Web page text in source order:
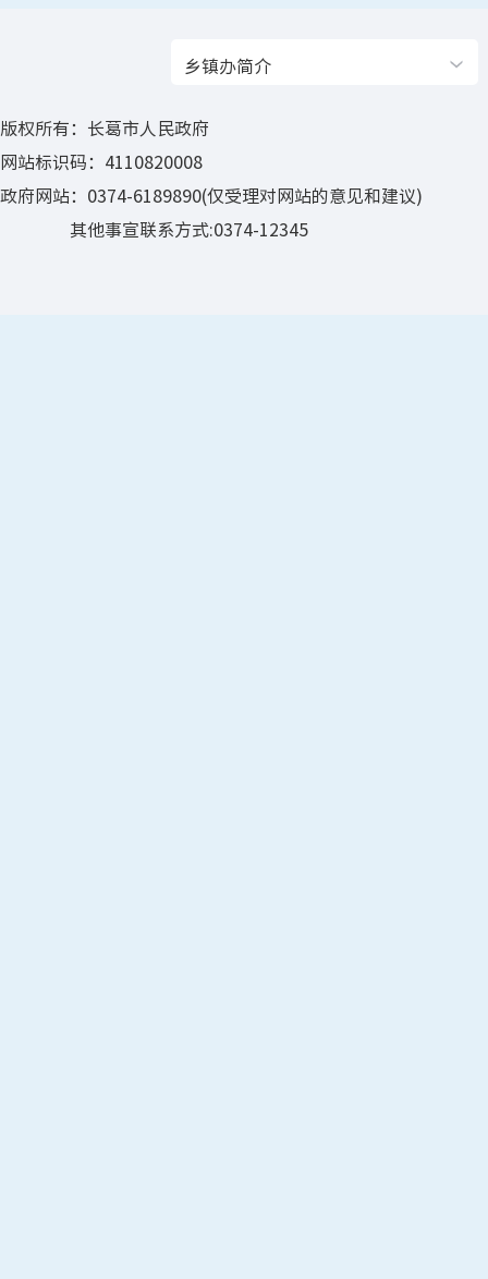
乡镇办简介
版权所有：长葛市人民政府
网站标识码：4110820008
政府网站：0374-6189890(仅受理对网站的意见和建议)
其他事宣联系方式:0374-12345